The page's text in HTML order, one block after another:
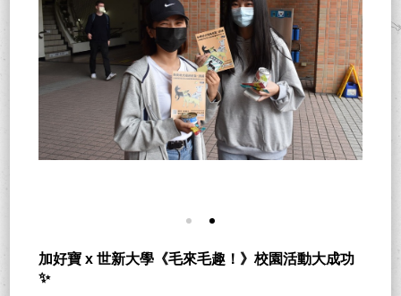
加好寶 x 世新大學《毛來毛趣！》校園活動大成功
✨